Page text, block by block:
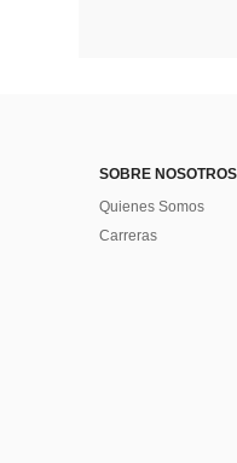
SOBRE NOSOTROS
Quienes Somos
Carreras